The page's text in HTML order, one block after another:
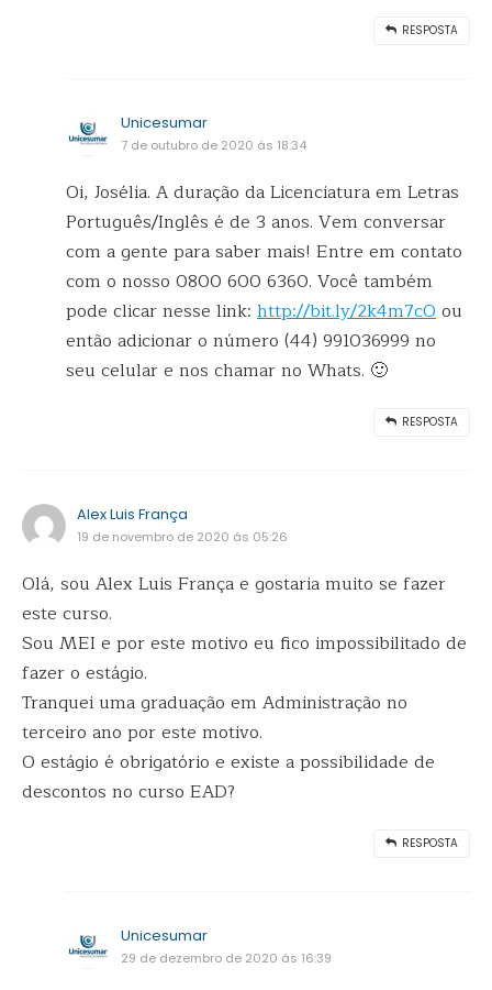
RESPOSTA
Unicesumar
7 de outubro de 2020 ás 18:34
Oi, Josélia. A duração da Licenciatura em Letras
Português/Inglês é de 3 anos. Vem conversar
com a gente para saber mais! Entre em contato
com o nosso 0800 600 6360. Você também
pode clicar nesse link: http://bit.ly/2k4m7cOou
então adicionar o número (44) 991036999 no
seu celular e nos chamar no Whats. 🙂
RESPOSTA
Alex Luis França
19 de novembro de 2020 ás 05:26
Olá, sou Alex Luis França e gostaria muito se fazer
este curso.
Sou MEI e por este motivo eu fico impossibilitado de
fazer o estágio.
Tranquei uma graduação em Administração no
terceiro ano por este motivo.
O estágio é obrigatório e existe a possibilidade de
descontos no curso EAD?
RESPOSTA
Unicesumar
29 de dezembro de 2020 ás 16:39